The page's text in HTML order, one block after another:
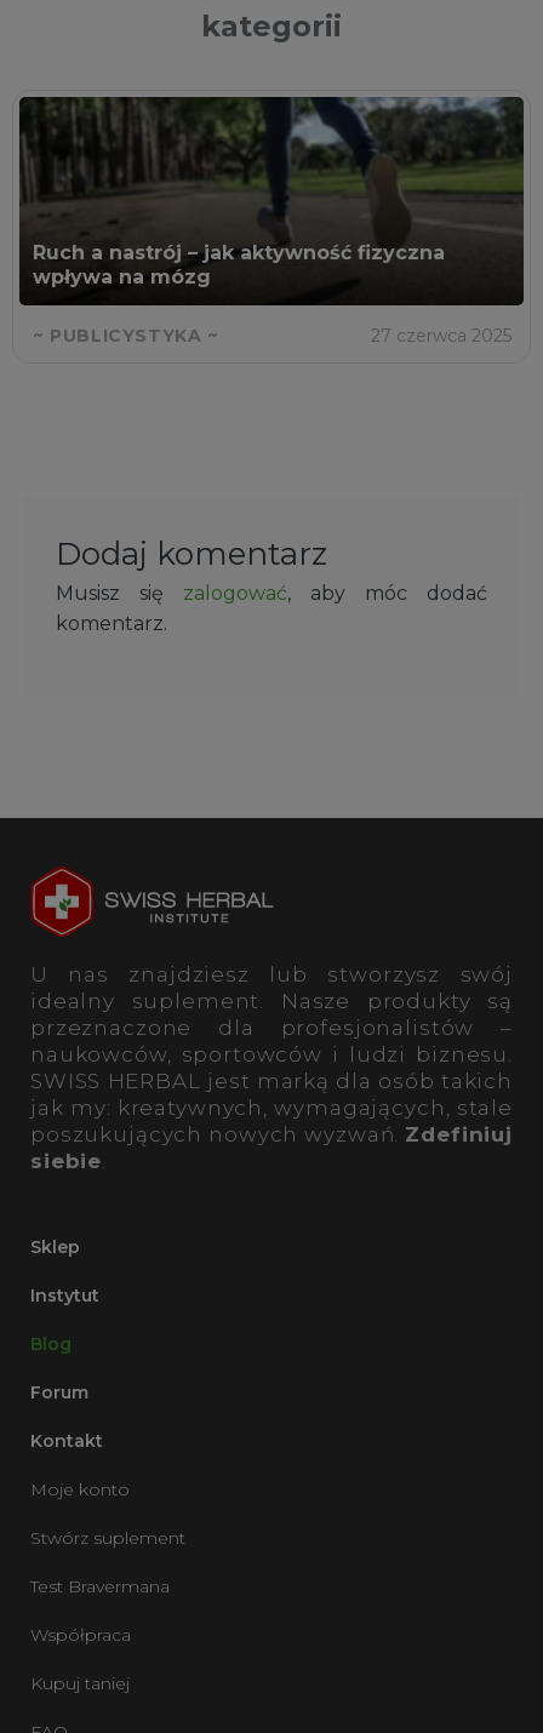
kategorii
Ruch a nastrój – jak aktywność fizyczna
wpływa na mózg
~ PUBLICYSTYKA ~ 27 czerwca 2025
Dodaj komentarz
Musisz się zalogować, aby móc dodać
komentarz.
U nas znajdziesz lub stworzysz swój
idealny suplement. Nasze produkty są
przeznaczone dla profesjonalistów –
naukowców, sportowców i ludzi biznesu.
SWISS HERBAL jest marką dla osób takich
jak my: kreatywnych, wymagających, stale
poszukujących nowych wyzwań. Zdefiniuj
siebie
Sklep
Instytut
Blog
Forum
Kontakt
Moje konto
Stwórz suplement
Test Bravermana
Współpraca
Kupuj taniej